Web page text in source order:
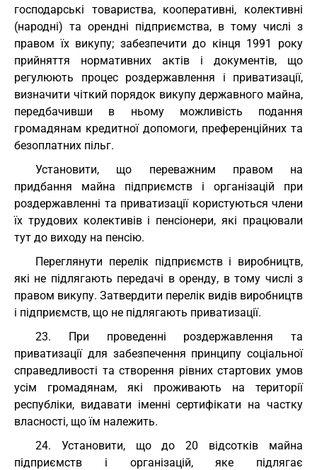
господарські товариства, кооперативні, колективні
(народні) та орендні підприємства, в тому числі з
правом їх викупу; забезпечити до кінця 1991 року
прийняття нормативних актів і документів, що
регулюють процес роздержавлення і приватизації,
визначити чіткий порядок викупу державного майна,
передбачивши в ньому можливість подання
громадянам кредитної допомоги, преференційних та
безоплатних пільг.
Установити, що переважним правом на
придбання майна підприємств і організацій при
роздержавленні та приватизації користуються члени
їх трудових колективів і пенсіонери, які працювали
тут до виходу на пенсію.
Переглянути перелік підприємств і виробництв,
які не підлягають передачі в оренду, в тому числі з
правом викупу. Затвердити перелік видів виробництв
і підприємств, що не підлягають приватизації.
23. При проведенні роздержавлення та
приватизації для забезпечення принципу соціальної
справедливості та створення рівних стартових умов
усім громадянам, які проживають на території
республіки, видавати іменні сертифікати на частку
власності, що їм належить.
24. Установити, що до 20 відсотків майна
підприємств і організацій, яке підлягає